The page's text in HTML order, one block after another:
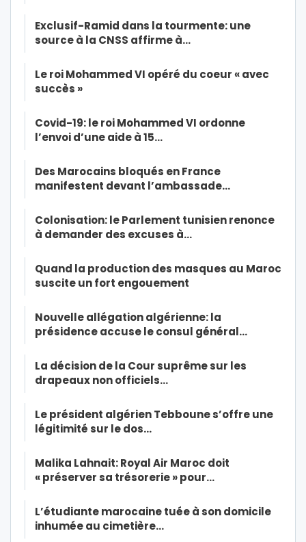
Exclusif-Ramid dans la tourmente: une
source à la CNSS affirme à…
Le roi Mohammed VI opéré du coeur « avec
succès »
Covid-19: le roi Mohammed VI ordonne
l’envoi d’une aide à 15…
Des Marocains bloqués en France
manifestent devant l’ambassade…
Colonisation: le Parlement tunisien renonce
à demander des excuses à…
Quand la production des masques au Maroc
suscite un fort engouement
Nouvelle allégation algérienne: la
présidence accuse le consul général…
La décision de la Cour suprême sur les
drapeaux non officiels…
Le président algérien Tebboune s’offre une
légitimité sur le dos…
Malika Lahnait: Royal Air Maroc doit
« préserver sa trésorerie » pour…
L’étudiante marocaine tuée à son domicile
inhumée au cimetière…